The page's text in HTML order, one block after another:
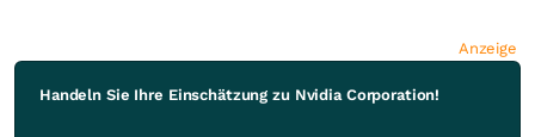
Anzeige
Handeln Sie Ihre Einschätzung zu Nvidia Corporation!